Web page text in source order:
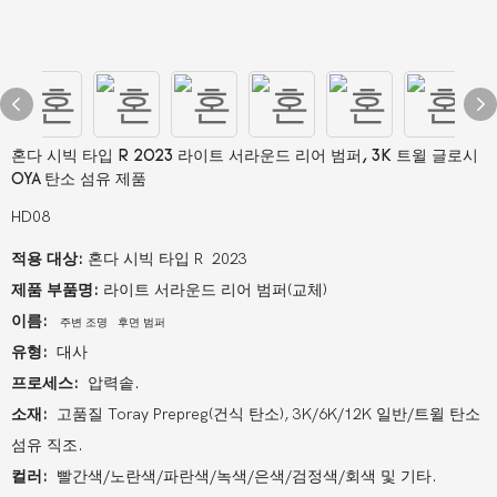
혼다 시빅 타입 R 2023 라이트 서라운드 리어 범퍼, 3K 트윌 글로시
OYA 탄소 섬유 제품
HD08
적용 대상: 혼다 시빅 타입 R 2023
제품 부품명: 라이트 서라운드 리어 범퍼(교체)
이름:
주변 조명 후면 범퍼
유형: 대사
프로세스: 압력솥.
소재: 고품질 Toray Prepreg(건식 탄소), 3K/6K/12K 일반/트윌 탄소
섬유 직조.
컬러: 빨간색/노란색/파란색/녹색/은색/검정색/회색 및 기타.